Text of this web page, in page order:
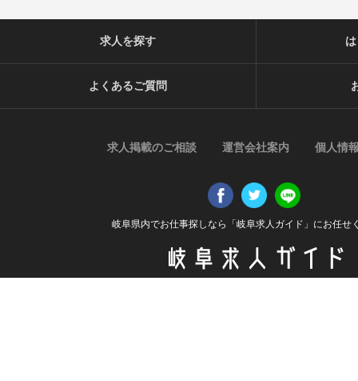
岐阜県内でお仕事探しなら「岐阜求人ガイド」にお任せ
求人を探す
よくあるご質問
求人掲載のご相談 運営会社案内 個人情